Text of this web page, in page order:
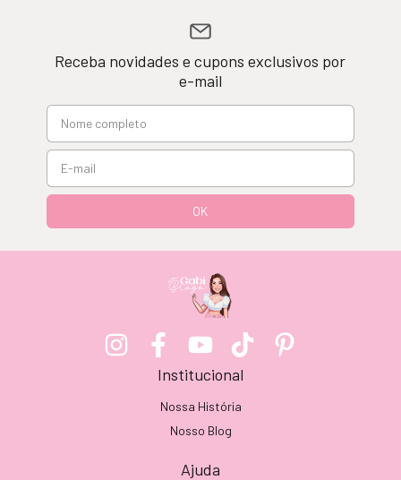
Receba novidades e cupons exclusivos por
e-mail
Institucional
Nossa História
Nosso Blog
Ajuda